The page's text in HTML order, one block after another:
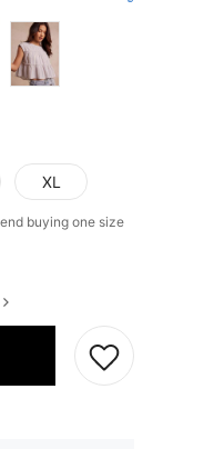
XL
buying one size